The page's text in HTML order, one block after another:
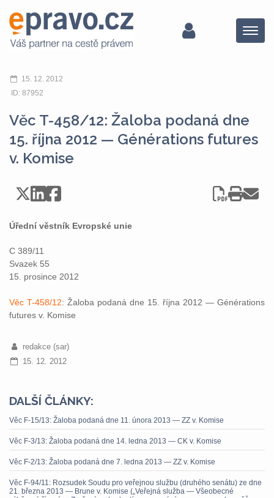
Menu
15. 12. 2012
ID: 87952
Věc T-458/12: Žaloba podaná dne
15. října 2012 — Générations futures
v. Komise
Úřední věstník Evropské unie
C 389/11
Svazek 55
15. prosince 2012
Věc T-458/12: Žaloba podaná dne 15. října 2012 — Générations
futures v. Komise
redakce (sar)
15. 12. 2012
DALŠÍ ČLÁNKY:
Věc F-15/13: Žaloba podaná dne 11. února 2013 — ZZ v. Komise
Věc F-3/13: Žaloba podaná dne 14. ledna 2013 — CK v. Komise
Věc F-2/13: Žaloba podaná dne 7. ledna 2013 — ZZ v. Komise
Věc F-94/11: Rozsudek Soudu pro veřejnou službu (druhého senátu) ze dne
21. března 2013 — Brune v. Komise („Veřejná služba — Všeobecné